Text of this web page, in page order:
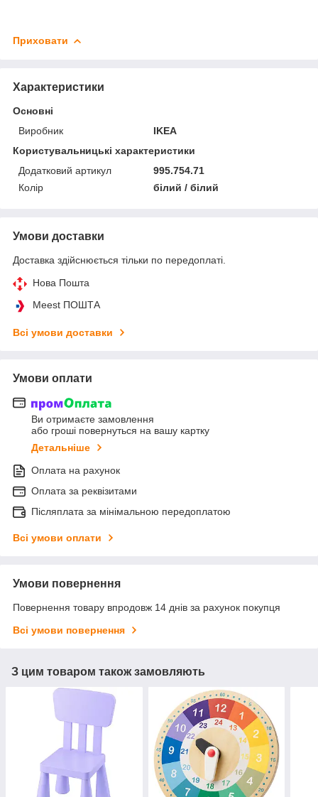
Приховати
Характеристики
Основні
Виробник
IKEA
Користувальницькі характеристики
Додатковий артикул
995.754.71
Колір
білий / білий
Умови доставки
Доставка здійснюється тільки по передоплаті.
Нова Пошта
Meest ПОШТА
Всі умови доставки
Умови оплати
Ви отримаєте замовлення
або гроші повернуться на вашу картку
Детальніше
Оплата на рахунок
Оплата за реквізитами
Післяплата за мінімальною передоплатою
Всі умови оплати
Умови повернення
Повернення товару впродовж 14 днів за рахунок покупця
Всі умови повернення
З цим товаром також замовляють